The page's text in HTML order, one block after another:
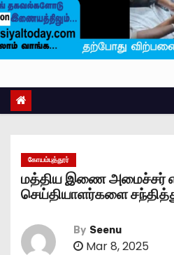
கோயம்புத்தூர்
மத்திய இணை அமைச்சர்
செய்தியாளர்களை
By Seenu
Mar 8, 2025